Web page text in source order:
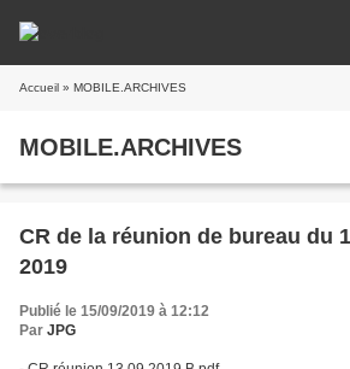
Accueil » MOBILE.ARCHIVES
MOBILE.ARCHIVES
CR de la réunion de bureau du
2019
Publié le 15/09/2019 à 12:12
Par JPG